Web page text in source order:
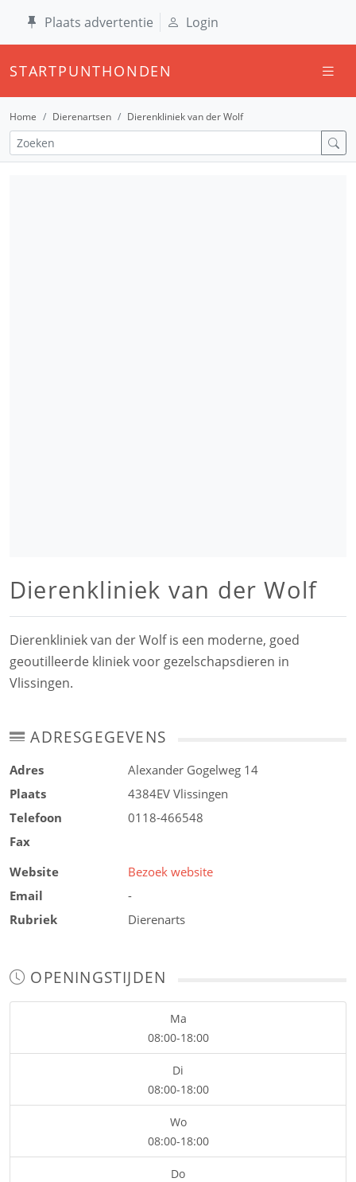
Plaats advertentie Login
STARTPUNTHONDEN
Home Dierenartsen Dierenkliniek van der Wolf
Dierenkliniek van der Wolf
Dierenkliniek van der Wolf is een moderne, goed
geoutilleerde kliniek voor gezelschapsdieren in
Vlissingen.
ADRESGEGEVENS
Adres
Alexander Gogelweg 14
Plaats
4384EV Vlissingen
Telefoon
0118-466548
Fax
Website
Bezoek website
Email
-
Rubriek
Dierenarts
OPENINGSTIJDEN
Ma
08:00-18:00
Di
08:00-18:00
Wo
08:00-18:00
Do